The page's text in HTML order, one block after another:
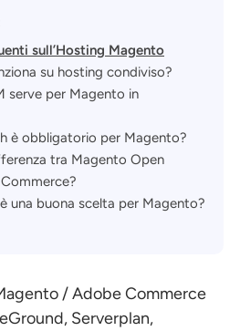
sull’Hosting Magento
su hosting condiviso?
serve per Magento in
è obbligatorio per Magento?
tra Magento Open
una buona scelta per Magento?
/ Adobe Commerce
Serverplan,